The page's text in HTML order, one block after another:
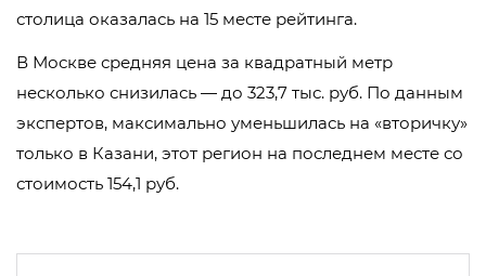
столица оказалась на 15 месте рейтинга.
В Москве средняя цена за квадратный метр
несколько снизилась — до 323,7 тыс. руб. По данным
экспертов, максимально уменьшилась на «вторичку»
только в Казани, этот регион на последнем месте со
стоимость 154,1 руб.